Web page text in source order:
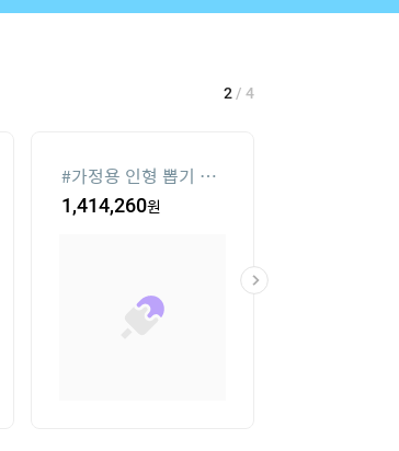
#가정용 인형 뽑기 기
계
1,414,260원
2 / 4